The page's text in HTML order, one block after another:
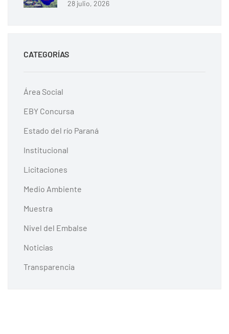
28 julio, 2026
CATEGORÍAS
Área Social
EBY Concursa
Estado del río Paraná
Institucional
Licitaciones
Medio Ambiente
Muestra
Nivel del Embalse
Noticias
Transparencia